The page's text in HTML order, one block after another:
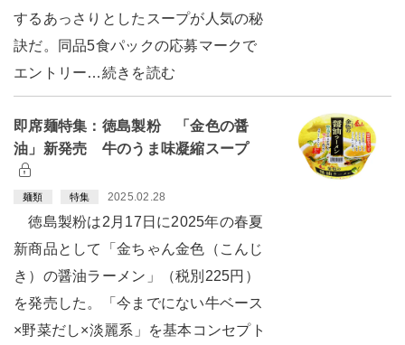
するあっさりとしたスープが人気の秘
訣だ。同品5食パックの応募マークで
エントリー…続きを読む
即席麺特集：徳島製粉 「金色の醤
油」新発売 牛のうま味凝縮スープ
麺類 特集 2025.02.28
徳島製粉は2月17日に2025年の春夏
新商品として「金ちゃん金色（こんじ
き）の醤油ラーメン」（税別225円）
を発売した。「今までにない牛ベース
×野菜だし×淡麗系」を基本コンセプト